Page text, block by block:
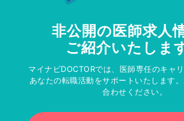
非公開の医師求人
ご紹介いたしま
マイナビDOCTORでは、医師専任のキャ
あなたの転職活動をサポートいたします
合わせください。